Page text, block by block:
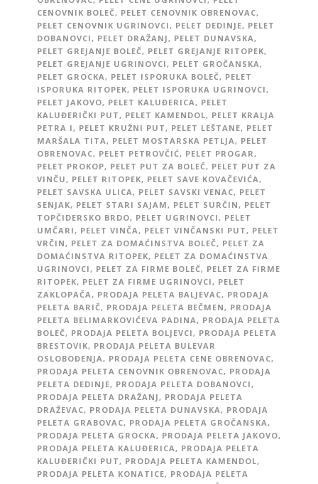
CENOVNIK BOLEČ, PELET CENOVNIK OBRENOVAC,
PELET CENOVNIK UGRINOVCI , PELET DEDINJE, PELET
DOBANOVCI , PELET DRAŽANJ , PELET DUNAVSKA ,
PELET GREJANJE BOLEČ, PELET GREJANJE RITOPEK,
PELET GREJANJE UGRINOVCI , PELET GROČANSKA ,
PELET GROCKA , PELET ISPORUKA BOLEČ, PELET
ISPORUKA RITOPEK, PELET ISPORUKA UGRINOVCI ,
PELET JAKOVO, PELET KALUĐERICA , PELET
KALUĐERIČKI PUT , PELET KAMENDOL, PELET KRALJA
PETRA I , PELET KRUŽNI PUT , PELET LEŠTANE, PELET
MARŠALA TITA , PELET MOSTARSKA PETLJA , PELET
OBRENOVAC, PELET PETROVČIĆ, PELET PROGAR ,
PELET PROKOP, PELET PUT ZA BOLEČ, PELET PUT ZA
VINČU , PELET RITOPEK, PELET SAVE KOVAČEVIĆA ,
PELET SAVSKA ULICA , PELET SAVSKI VENAC, PELET
SENJAK, PELET STARI SAJAM , PELET SURČIN , PELET
TOPČIDERSKO BRDO, PELET UGRINOVCI , PELET
UMČARI , PELET VINČA , PELET VINČANSKI PUT , PELET
VRČIN , PELET ZA DOMAĆINSTVA BOLEČ, PELET ZA
DOMAĆINSTVA RITOPEK, PELET ZA DOMAĆINSTVA
UGRINOVCI , PELET ZA FIRME BOLEČ, PELET ZA FIRME
RITOPEK, PELET ZA FIRME UGRINOVCI , PELET
ZAKLOPAČA , PRODAJA PELETA BALJEVAC, PRODAJA
PELETA BARIČ, PRODAJA PELETA BEČMEN , PRODAJA
PELETA BELIMARKOVIĆEVA PADINA , PRODAJA PELETA
BOLEČ, PRODAJA PELETA BOLJEVCI , PRODAJA PELETA
BRESTOVIK, PRODAJA PELETA BULEVAR
OSLOBOĐENJA , PRODAJA PELETA CENE OBRENOVAC,
PRODAJA PELETA CENOVNIK OBRENOVAC, PRODAJA
PELETA DEDINJE, PRODAJA PELETA DOBANOVCI ,
PRODAJA PELETA DRAŽANJ , PRODAJA PELETA
DRAŽEVAC, PRODAJA PELETA DUNAVSKA , PRODAJA
PELETA GRABOVAC, PRODAJA PELETA GROČANSKA ,
PRODAJA PELETA GROCKA , PRODAJA PELETA JAKOVO,
PRODAJA PELETA KALUĐERICA , PRODAJA PELETA
KALUĐERIČKI PUT , PRODAJA PELETA KAMENDOL,
PRODAJA PELETA KONATICE, PRODAJA PELETA